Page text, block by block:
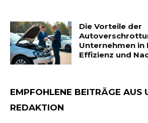
Die Vorteile der
Unternehmen in
Effizienz und
EMPFOHLENE BEITRÄGE AUS
REDAKTION